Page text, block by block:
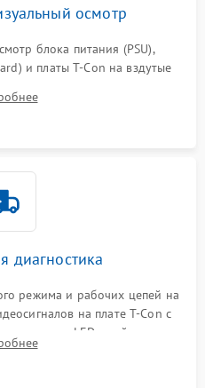
осмотр
блока питания (PSU),
и платы T-Con на вздутые
и целостности шлейфов.
диагностика
режима и рабочих цепей на
на плате T-Con с
LED-драйвера и
мультиметром.